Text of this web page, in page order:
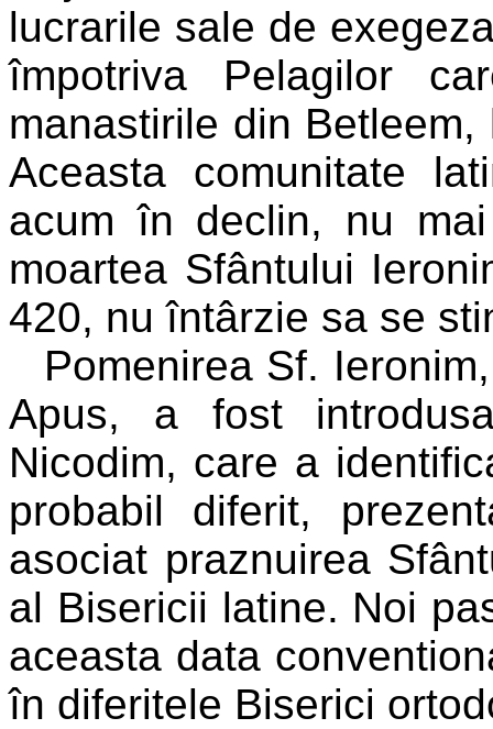
lucrarile sale de
împotriva Pelagilor
manastirile din
Aceasta comunitate
acum în declin, nu
moartea Sfântului
420, nu întârzie sa se
Pomenirea Sf.
Apus, a fost
Nicodim, care a
probabil diferit,
asociat praznuirea
al Bisericii latine. Noi
aceasta data
în diferitele Biserici